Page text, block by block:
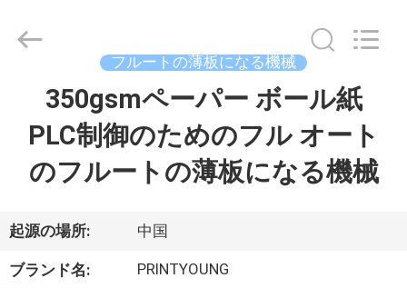
ダ
ク
2015
International
フルートの薄板になる機械
350gsmペーパー ボール紙
PLC制御のためのフル オート
のフルートの薄板になる機械
起源の場所: 中国
ブランド名: PRINTYOUNG